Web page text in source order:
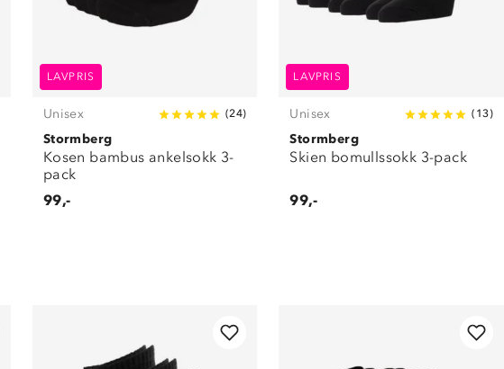
LAVPRIS
Unisex (24)
Stormberg
Kosen bambus ankelsokk 3-
pack
99,-
LAVPRIS
Unisex ( 13)
Stormberg
Skien bomullssokk 3-pack
99,-